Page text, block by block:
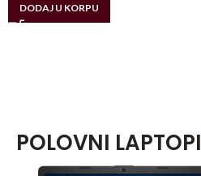
DODAJ U KORPU
POLOVNI LAPTOPI